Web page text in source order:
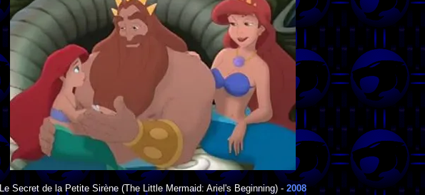
Le Secret de la Petite Sirène(The Little Mermaid: Ariel's Beginning) - 2008